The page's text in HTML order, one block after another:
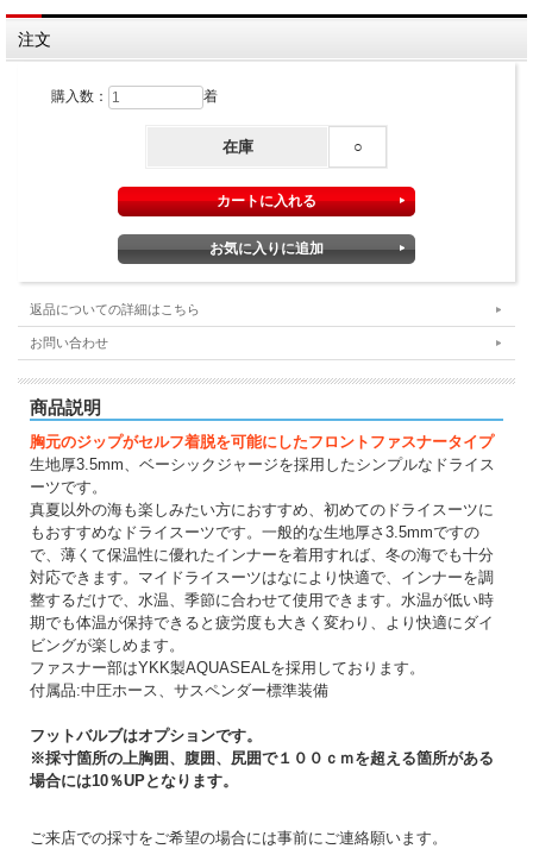
注文
購入数： 着
在庫 ○
返品についての詳細はこちら
お問い合わせ
商品説明
胸元のジップがセルフ着脱を可能にしたフロントファスナータイプ
生地厚3.5mm、ベーシックジャージを採用したシンプルなドライス
ーツです。
真夏以外の海も楽しみたい方におすすめ、初めてのドライスーツに
もおすすめなドライスーツです。一般的な生地厚さ3.5mmですの
で、薄くて保温性に優れたインナーを着用すれば、冬の海でも十分
対応できます。マイドライスーツはなにより快適で、インナーを調
整するだけで、水温、季節に合わせて使用できます。水温が低い時
期でも体温が保持できると疲労度も大きく変わり、より快適にダイ
ビングが楽しめます。
ファスナー部はYKK製AQUASEALを採用しております。
付属品:中圧ホース、サスペンダー標準装備
フットバルブはオプションです。
※採寸箇所の上胸囲、腹囲、尻囲で１００ｃｍを超える箇所がある
場合には10％UPとなります。
ご来店での採寸をご希望の場合には事前にご連絡願います。